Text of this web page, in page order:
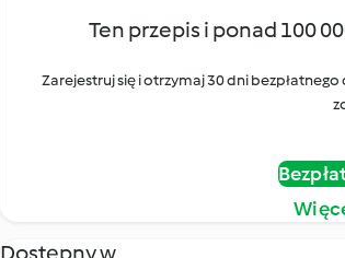
Ten przepis i ponad 100
Zarejestruj się i otrzymaj 30 dni
Dostępny w